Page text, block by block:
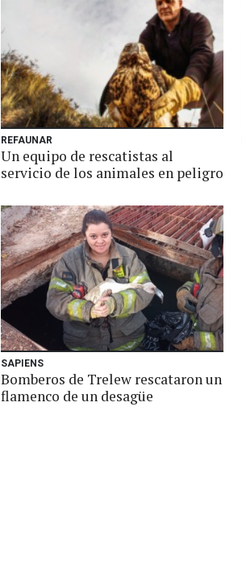
REFAUNAR
Un equipo de rescatistas al
servicio de los animales en peligro
SAPIENS
Bomberos de Trelew rescataron un
flamenco de un desagüe